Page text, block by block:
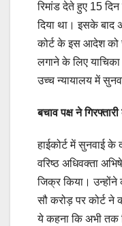
रिमांड देते हुए 15
दिया था। इसके बाद
कोर्ट के इस आदेश को
लगाने के लिए
उच्च न्यायालय में
बचाव पक्ष ने
हाईकोर्ट में सुनवाई
वरिष्ठ अधिवक्ता
जिक्र किया। उन्होंने
सौ करोड़ पर कोर्ट
ये कहना कि अभी तक